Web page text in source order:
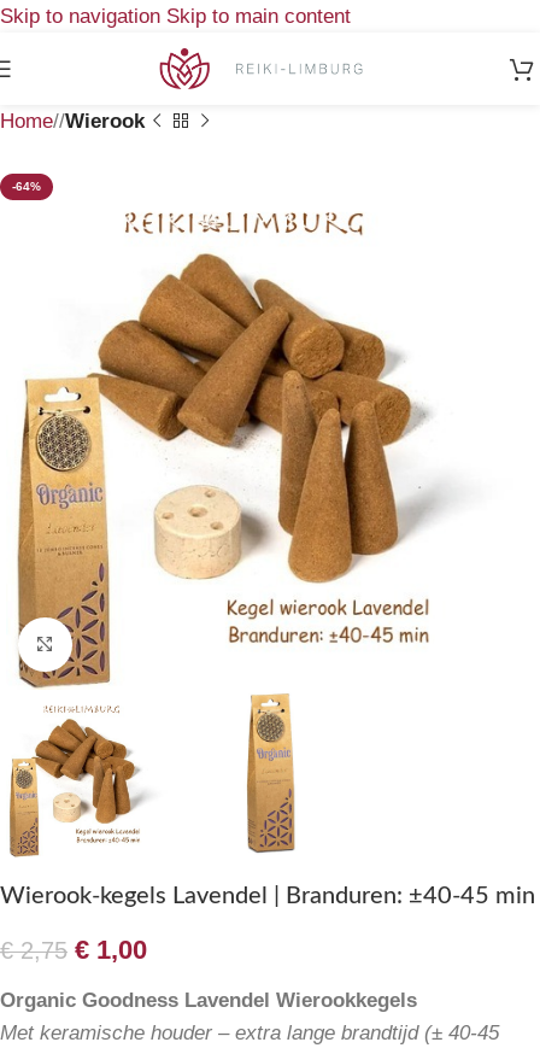
Skip to navigation Skip to main content
Home/ Wierook
-64%
Klik om te vergroten
Wierook-kegels Lavendel | Branduren: ±40-45 min
€2,75 € 1,00
Organic Goodness Lavendel Wierookkegels
Met keramische houder – extra lange brandtijd (± 40-45